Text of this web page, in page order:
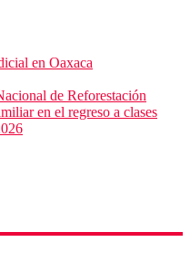
en Oaxaca
de Reforestación
en el regreso a clases